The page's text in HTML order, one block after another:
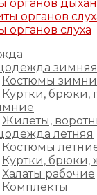
органов
органов слуха
зимняя
Костюмы
Куртки, брюки,
Жилеты,
летняя
Костюмы
Куртки, брюки,
Халаты рабочие
Комплекты